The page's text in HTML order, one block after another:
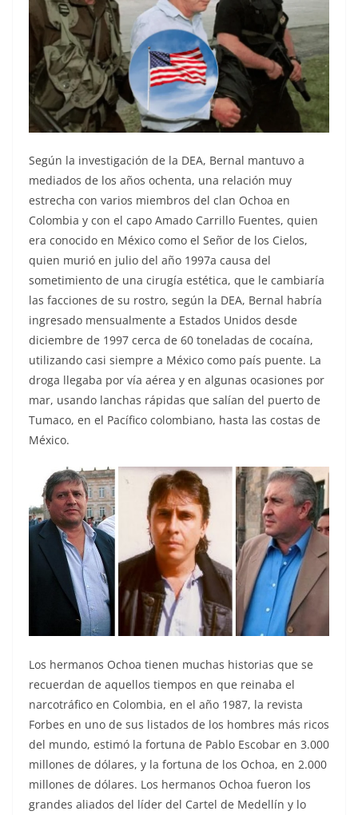
Según la investigación de la DEA, Bernal mantuvo a
mediados de los años ochenta, una relación muy
estrecha con varios miembros del clan Ochoa en
Colombia y con el capo Amado Carrillo Fuentes, quien
era conocido en México como el Señor de los Cielos,
quien murió en julio del año 1997a causa del
sometimiento de una cirugía estética, que le cambiaría
las facciones de su rostro, según la DEA, Bernal habría
ingresado mensualmente a Estados Unidos desde
diciembre de 1997 cerca de 60 toneladas de cocaína,
utilizando casi siempre a México como país puente. La
droga llegaba por vía aérea y en algunas ocasiones por
mar, usando lanchas rápidas que salían del puerto de
Tumaco, en el Pacífico colombiano, hasta las costas de
México.
Los hermanos Ochoa tienen muchas historias que se
recuerdan de aquellos tiempos en que reinaba el
narcotráfico en Colombia, en el año 1987, la revista
Forbes en uno de sus listados de los hombres más ricos
del mundo, estimó la fortuna de Pablo Escobar en 3.000
millones de dólares, y la fortuna de los Ochoa, en 2.000
millones de dólares. Los hermanos Ochoa fueron los
grandes aliados del líder del Cartel de Medellín y lo